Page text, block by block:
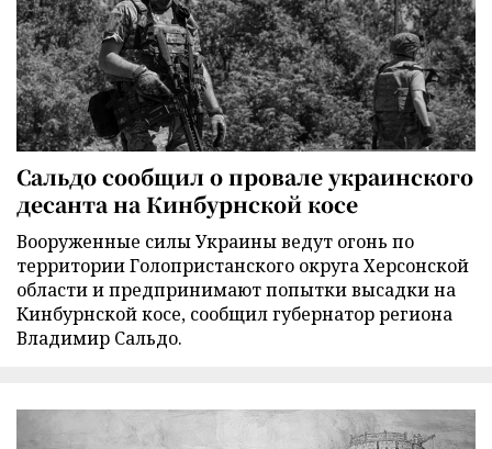
Сальдо сообщил о провале украинского
десанта на Кинбурнской косе
Вооруженные силы Украины ведут огонь по
территории Голопристанского округа Херсонской
области и предпринимают попытки высадки на
Кинбурнской косе, сообщил губернатор региона
Владимир Сальдо.